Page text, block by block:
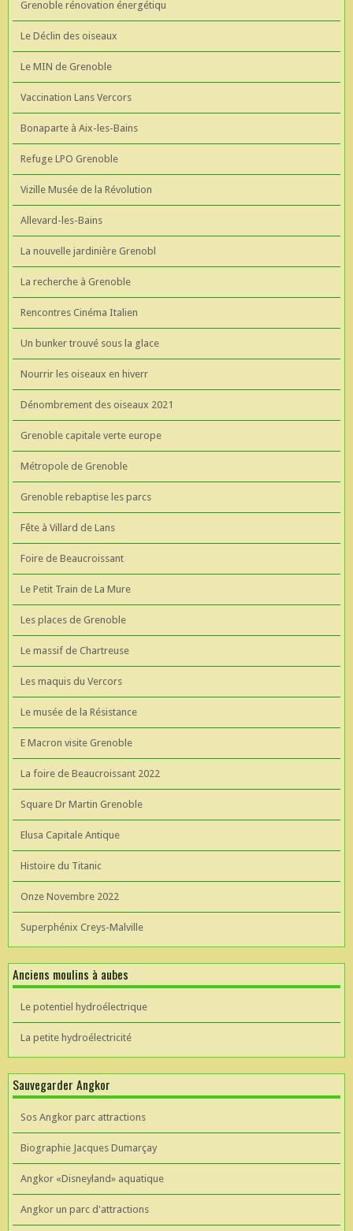
Grenoble rénovation énergétiqu
Le Déclin des oiseaux
Le MIN de Grenoble
Vaccination Lans Vercors
Bonaparte à Aix-les-Bains
Refuge LPO Grenoble
Vizille Musée de la Révolution
Allevard-les-Bains
La nouvelle jardinière Grenobl
La recherche à Grenoble
Rencontres Cinéma Italien
Un bunker trouvé sous la glace
Nourrir les oiseaux en hiverr
Dénombrement des oiseaux 2021
Grenoble capitale verte europe
Métropole de Grenoble
Grenoble rebaptise les parcs
Fête à Villard de Lans
Foire de Beaucroissant
Le Petit Train de La Mure
Les places de Grenoble
Le massif de Chartreuse
Les maquis du Vercors
Le musée de la Résistance
E Macron visite Grenoble
La foire de Beaucroissant 2022
Square Dr Martin Grenoble
Elusa Capitale Antique
Histoire du Titanic
Onze Novembre 2022
Superphénix Creys-Malville
Anciens moulins à aubes
Le potentiel hydroélectrique
La petite hydroélectricité
Sauvegarder Angkor
Sos Angkor parc attractions
Biographie Jacques Dumarçay
Angkor «Disneyland» aquatique
Angkor un parc d'attractions